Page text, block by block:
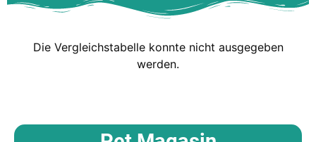
Die Vergleichstabelle konnte nicht ausgegeben
werden.